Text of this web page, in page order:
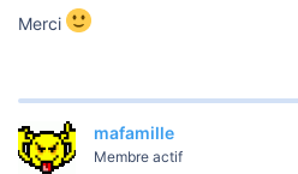
Merci
mafamille
Membre actif